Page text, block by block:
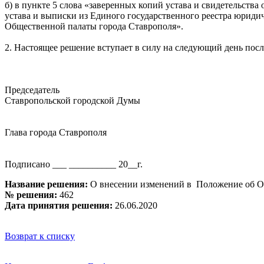
б) в пункте 5 слова «заверенных копий устава и
устава и выписки из Единого государственного реестра
Общественной палаты города Ставрополя».
2. Настоящее решение вступает в силу на следующий день
Председатель
Ставропольской городской Думы
Глава города Ставрополя
Подписано ___ __________ 20__г.
Название решения: О внесении изменений в Положение об
№ решения: 462
Дата принятия решения: 26.06.2020
Возврат к списку